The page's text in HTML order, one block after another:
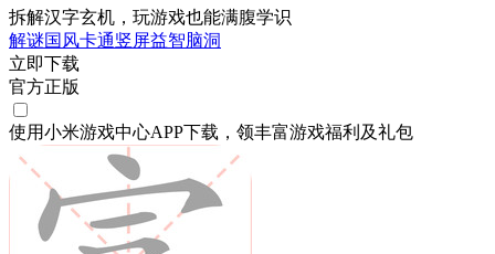
拆解汉字玄机，玩游戏也能满腹学识
解谜国风卡通竖屏益智脑洞
立即下载
官方正版
使用小米游戏中心APP下载 ，领丰富游戏福利 及礼包